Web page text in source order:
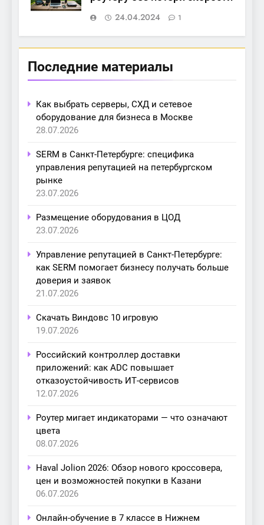
24.04.2024
1
Последние материалы
Как выбрать серверы, СХД и сетевое
оборудование для бизнеса в Москве
28.07.2026
SERM в Санкт-Петербурге: специфика
управления репутацией на петербургском
рынке
23.07.2026
Размещение оборудования в ЦОД
23.07.2026
Управление репутацией в Санкт-Петербурге:
как SERM помогает бизнесу получать больше
доверия и заявок
21.07.2026
Скачать Виндовс 10 игровую
19.07.2026
Российский контроллер доставки
приложений: как ADC повышает
отказоустойчивость ИТ-сервисов
12.07.2026
Роутер мигает индикаторами — что означают
цвета
08.07.2026
Haval Jolion 2026: Обзор нового кроссовера,
цен и возможностей покупки в Казани
06.07.2026
Онлайн-обучение в 7 классе в Нижнем